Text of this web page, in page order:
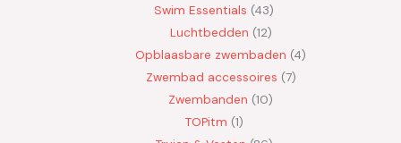
Swim Essentials 43
Luchtbedden 12
Opblaasbare zwembaden 4
Zwembad accessoires 7
Zwembanden 10
TOPitm 1